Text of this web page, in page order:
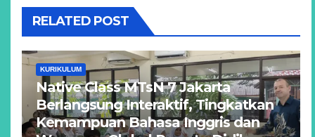
RELATED POST
KURIKULUM
Native Class MTsN 7 Jakarta
Berlangsung Interaktif, Tingkatkan
Kemampuan Bahasa Inggris dan